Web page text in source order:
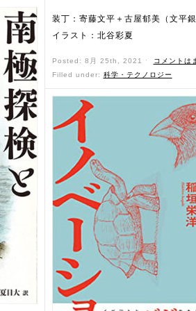
装丁：寄藤文平＋古屋郁美（文平
イラスト：北谷彩夏
Posted: 8月 25th, 2021 ˑ
コメントは
Filled under: 科学・テクノロジー